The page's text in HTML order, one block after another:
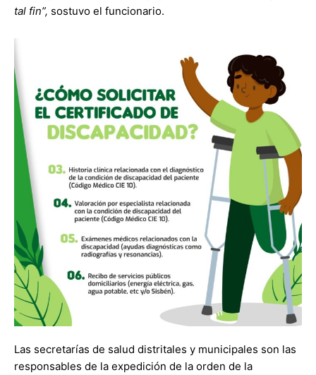
tal fin”, sostuvo el funcionario.
Las secretarías de salud distritales y municipales son las
responsables de la expedición de la orden de la